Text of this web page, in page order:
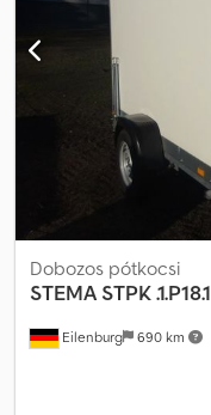
Eilenburg 690 km
Dobozos pótkocsi
STEMA STPK